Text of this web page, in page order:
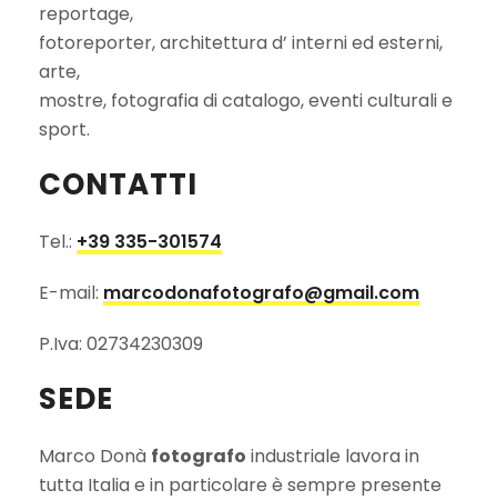
reportage,
fotoreporter, architettura d’ interni ed esterni,
arte,
mostre, fotografia di catalogo, eventi culturali e
sport.
CONTATTI
Tel.: +39 335-301574
E-mail: marcodonafotografo@gmail.com
P.Iva: 02734230309
SEDE
Marco Donà fotografo industriale lavora in
tutta Italia e in particolare è sempre presente